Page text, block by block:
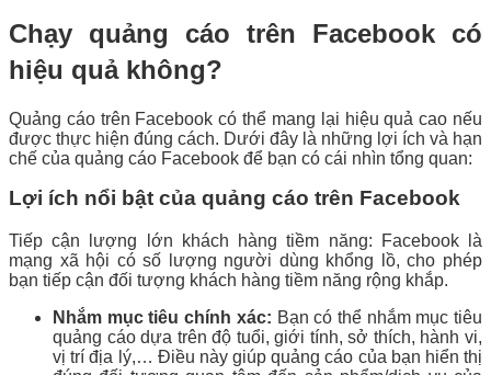
Chạy quảng cáo trên Facebook có
hiệu quả không?
Quảng cáo trên Facebook có thể mang lại hiệu quả cao nếu
được thực hiện đúng cách. Dưới đây là những lợi ích và hạn
chế của quảng cáo Facebook để bạn có cái nhìn tổng quan:
Lợi ích nổi bật của quảng cáo trên Facebook
Tiếp cận lượng lớn khách hàng tiềm năng: Facebook là
mạng xã hội có số lượng người dùng khổng lồ, cho phép
bạn tiếp cận đối tượng khách hàng tiềm năng rộng khắp.
Nhắm mục tiêu chính xác: Bạn có thể nhắm mục tiêu
quảng cáo dựa trên độ tuổi, giới tính, sở thích, hành vi,
vị trí địa lý,… Điều này giúp quảng cáo của bạn hiển thị